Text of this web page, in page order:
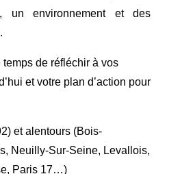
un environnement et des
de réfléchir à vos
et votre plan d’action pour
et alentours (Bois-
Neuilly-Sur-Seine, Levallois,
Paris 17…)